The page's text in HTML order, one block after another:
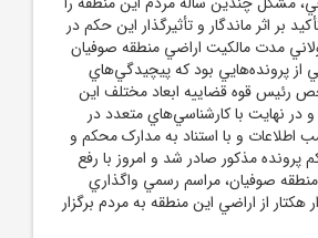
بر اثر ماندگار و تأثيرگذار اين حکم در
مدت مالکيت اراضي منطقه صوفيان
از پرونده‌هايي بود که پيچيدگي‌هاي
رئيس قوه قضاييه ابعاد مختلف اين
در نهايت با کارشناسي‌هاي متعدد در
و با استناد به مدارک محکم و
پرونده مذکور صادر شد و امروز با رفع
صوفيان، مراسم رسمي واگذاري
مالکيت 35 هزار هکتار از اراضي اين منطقه به مردم برگزار